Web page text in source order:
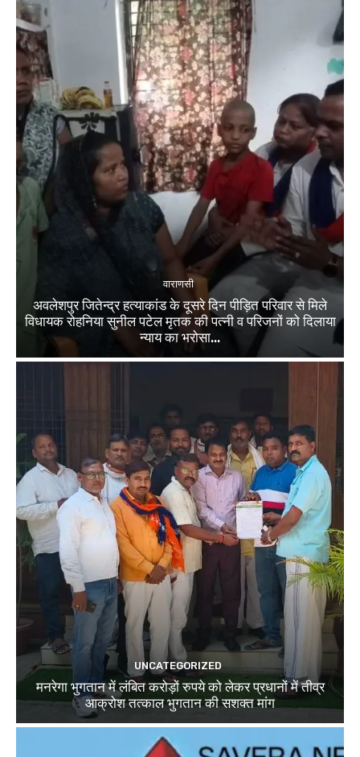
वाराणसी
अवलेशपुर जितेन्द्र हत्याकांड के दूसरे दिन पीड़ित परिवार से मिले
विधायक रोहनिया सुनील पटेल मृतक की पत्नी व परिजनों को दिलाया
न्याय का भरोसा...
UNCATEGORIZED
मनरेगा भुगतान में लंबित करोड़ों रुपये को लेकर प्रधानों में तीव्र
आक्रोश तत्काल भुगतान की सशक्त मांग